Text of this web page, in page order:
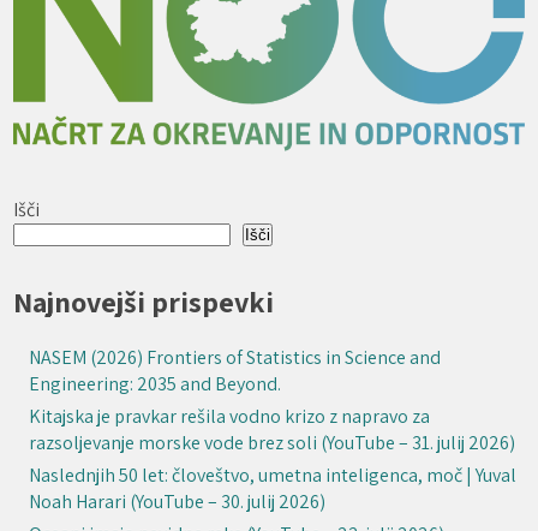
Išči
Išči
Najnovejši prispevki
NASEM (2026) Frontiers of Statistics in Science and
Engineering: 2035 and Beyond.
Kitajska je pravkar rešila vodno krizo z napravo za
razsoljevanje morske vode brez soli (YouTube – 31. julij 2026)
Naslednjih 50 let: človeštvo, umetna inteligenca, moč | Yuval
Noah Harari (YouTube – 30. julij 2026)